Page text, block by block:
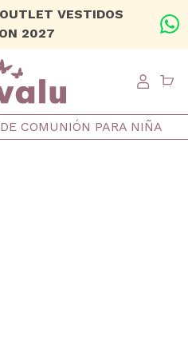
OUTLET VESTIDOS
2027
COMUNIÓN PARA NIÑA